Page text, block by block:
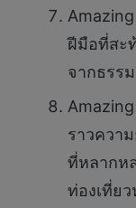
ฝีมือที่สะ
จากธรร
ราวควา
ที่หลากห
ท่องเที่ย